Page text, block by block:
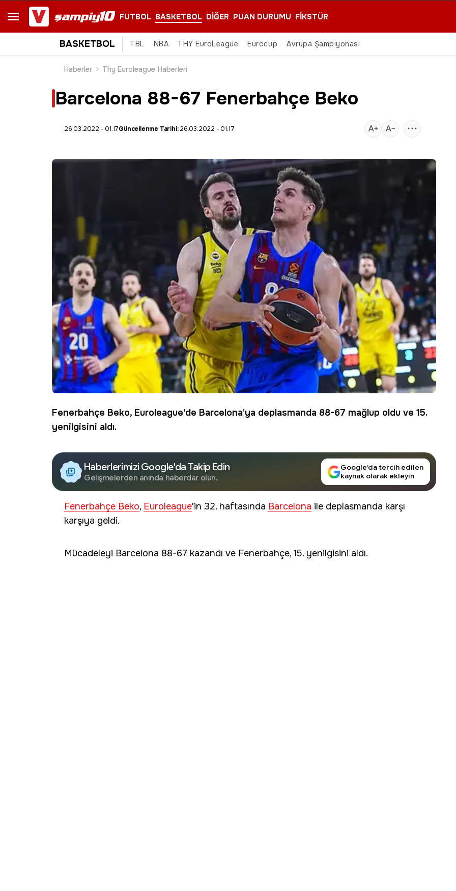
FUTBOL BASKETBOL DİĞER PUAN DURUMU FİKSTÜR
BASKETBOL TBL NBA THY EuroLeague Eurocup Avrupa Şampiyonası
Haberler Thy Euroleague Haberleri
Barcelona 88-67 Fenerbahçe Beko
26.03.2022 - 01:17Güncellenme Tarihi:26.03.2022 - 01:17
Fenerbahçe Beko, Euroleague'de Barcelona'ya deplasmanda 88-67 mağlup oldu ve 15.
yenilgisini aldı.
Haberlerimizi Google'da Takip Edin
Gelişmelerden anında haberdar olun.
Google’da tercih edilen
kaynak olarak ekleyin
Fenerbahçe Beko, Euroleague'in 32. haftasında Barcelona ile deplasmanda karşı
karşıya geldi.
Mücadeleyi Barcelona 88-67 kazandı ve Fenerbahçe, 15. yenilgisini aldı.